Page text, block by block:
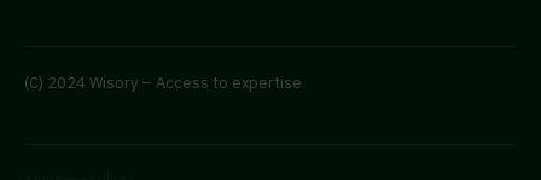
(C) 2024 Wisory – Access to expertise